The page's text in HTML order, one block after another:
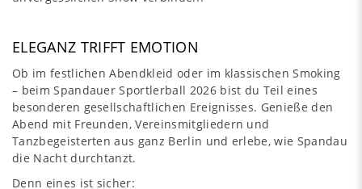
ELEGANZ TRIFFT EMOTION
Ob im festlichen Abendkleid oder im klassischen Smoking
– beim Spandauer Sportlerball 2026 bist du Teil eines
besonderen gesellschaftlichen Ereignisses. Genieße den
Abend mit Freunden, Vereinsmitgliedern und
Tanzbegeisterten aus ganz Berlin und erlebe, wie Spandau
die Nacht durchtanzt.
Denn eines ist sicher: